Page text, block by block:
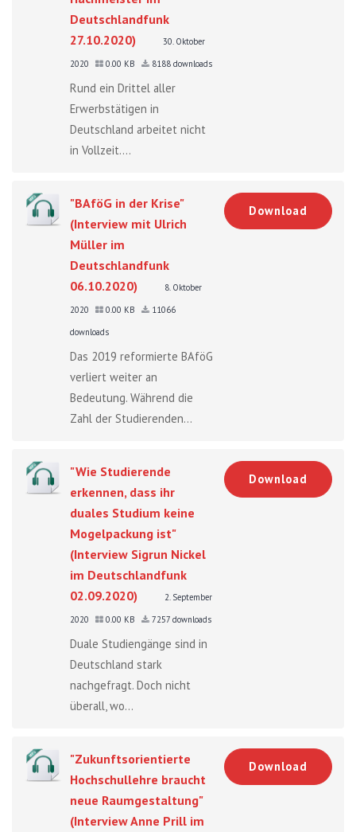
Deutschlandfunk
27.10.2020)
30. Oktober
2020
0.00 KB 8188 downloads
Rund ein Drittel aller
Erwerbstätigen in
Deutschland arbeitet nicht
in Vollzeit....
"BAföG in der Krise"
(Interview mit Ulrich
Müller im
Deutschlandfunk
06.10.2020)
8. Oktober
2020
0.00 KB
11066
downloads
Das 2019 reformierte BAföG
verliert weiter an
Bedeutung. Während die
Zahl der Studierenden...
Download
"Wie Studierende
erkennen, dass ihr
duales Studium keine
Mogelpackung ist"
(Interview Sigrun Nickel
im Deutschlandfunk
02.09.2020)
2. September
2020
0.00 KB 7257 downloads
Duale Studiengänge sind in
Deutschland stark
nachgefragt. Doch nicht
überall, wo...
Download
"Zukunftsorientierte
Hochschullehre braucht
neue Raumgestaltung"
(Interview Anne Prill im
Download